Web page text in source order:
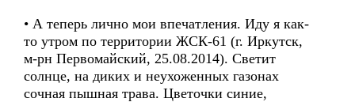
• А теперь лично мои впечатления. Иду я как-
то утром по территории ЖСК-61 (г. Иркутск,
м-рн Первомайский, 25.08.2014). Светит
солнце, на диких и неухоженных газонах
сочная пышная трава. Цветочки синие,